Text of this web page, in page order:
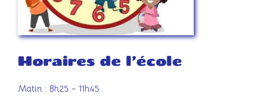
Horaires de l’école
Matin : 8h25 – 11h45